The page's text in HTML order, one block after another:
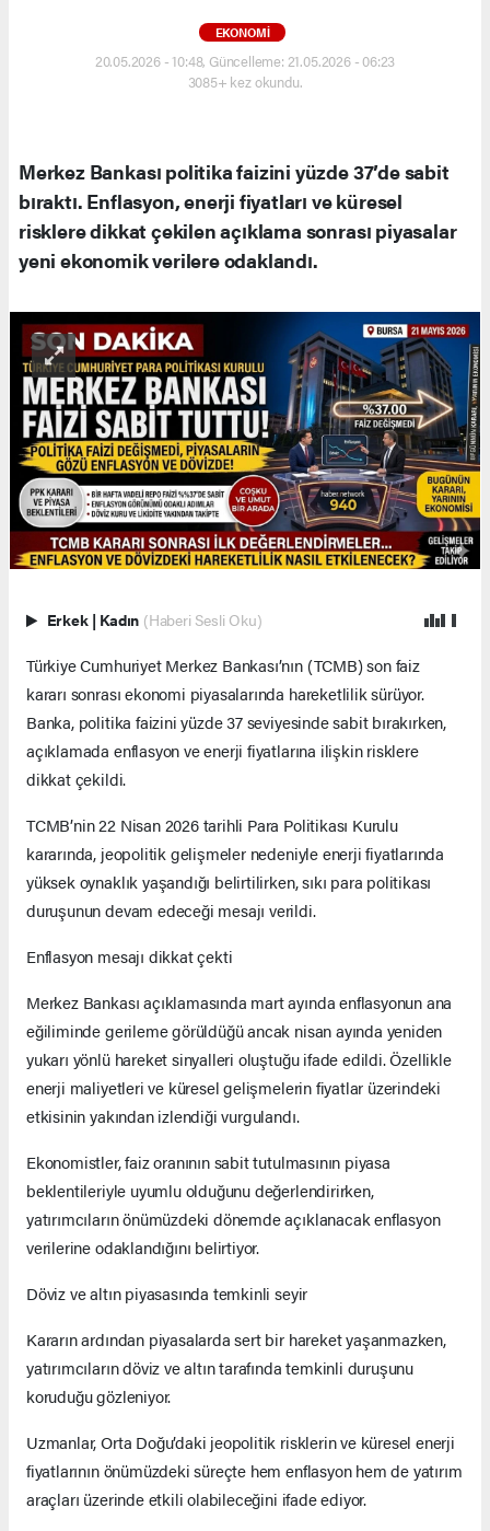
EKONOMI
20.05.2026 - 10:48, Güncelleme: 21.05.2026 - 06:23
3085+ kez okundu.
Merkez Bankası politika faizini yüzde 37’de sabit
bıraktı. Enflasyon, enerji fiyatları ve küresel
risklere dikkat çekilen açıklama sonrası piyasalar
yeni ekonomik verilere odaklandı.
Erkek | Kadın (Haberi Sesli Oku)
Türkiye Cumhuriyet Merkez Bankası’nın (TCMB) son faiz
kararı sonrası ekonomi piyasalarında hareketlilik sürüyor.
Banka, politika faizini yüzde 37 seviyesinde sabit bırakırken,
açıklamada enflasyon ve enerji fiyatlarına ilişkin risklere
dikkat çekildi.
TCMB’nin 22 Nisan 2026 tarihli Para Politikası Kurulu
kararında, jeopolitik gelişmeler nedeniyle enerji fiyatlarında
yüksek oynaklık yaşandığı belirtilirken, sıkı para politikası
duruşunun devam edeceği mesajı verildi.
Enflasyon mesajı dikkat çekti
Merkez Bankası açıklamasında mart ayında enflasyonun ana
eğiliminde gerileme görüldüğü ancak nisan ayında yeniden
yukarı yönlü hareket sinyalleri oluştuğu ifade edildi. Özellikle
enerji maliyetleri ve küresel gelişmelerin fiyatlar üzerindeki
etkisinin yakından izlendiği vurgulandı.
Ekonomistler, faiz oranının sabit tutulmasının piyasa
beklentileriyle uyumlu olduğunu değerlendirirken,
yatırımcıların önümüzdeki dönemde açıklanacak enflasyon
verilerine odaklandığını belirtiyor.
Döviz ve altın piyasasında temkinli seyir
Kararın ardından piyasalarda sert bir hareket yaşanmazken,
yatırımcıların döviz ve altın tarafında temkinli duruşunu
koruduğu gözleniyor.
Uzmanlar, Orta Doğu’daki jeopolitik risklerin ve küresel enerji
fiyatlarının önümüzdeki süreçte hem enflasyon hem de yatırım
araçları üzerinde etkili olabileceğini ifade ediyor.